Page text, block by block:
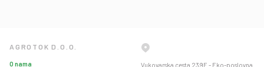
AGROTOK D.O.O.
O nama Vukovarska cesta 239E - Eko-poslovna